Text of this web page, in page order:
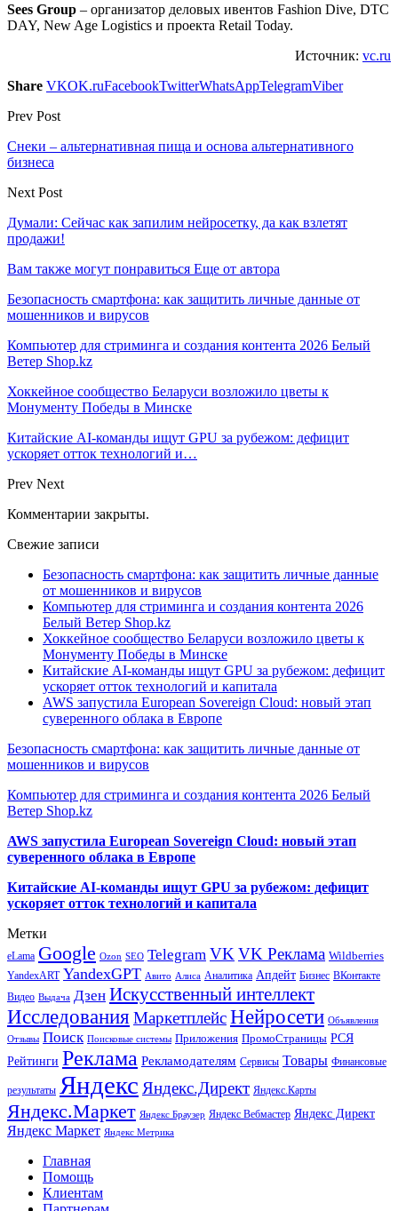
Sees Group – организатор деловых ивентов Fashion Dive, DTC
DAY, New Age Logistics и проекта Retail Today.
Источник: vc.ru
Share VKOK.ruFacebookTwitterWhatsAppTelegramViber
Prev Post
​Снеки – альтернативная пища и основа альтернативного
бизнеса
Next Post
Думали: Сейчас как запилим нейросетку, да как взлетят
продажи!
Вам также могут понравиться Еще от автора
Безопасность смартфона: как защитить личные данные от
мошенников и вирусов
Компьютер для стриминга и создания контента 2026 Белый
Ветер Shop.kz
Хоккейное сообщество Беларуси возложило цветы к
Монументу Победы в Минске
Китайские AI-команды ищут GPU за рубежом: дефицит
ускоряет отток технологий и…
Prev Next
Комментарии закрыты.
Свежие записи
Безопасность смартфона: как защитить личные данные
от мошенников и вирусов
Компьютер для стриминга и создания контента 2026
Белый Ветер Shop.kz
Хоккейное сообщество Беларуси возложило цветы к
Монументу Победы в Минске
Китайские AI-команды ищут GPU за рубежом: дефицит
ускоряет отток технологий и капитала
AWS запустила European Sovereign Cloud: новый этап
суверенного облака в Европе
Безопасность смартфона: как защитить личные данные от
мошенников и вирусов
Компьютер для стриминга и создания контента 2026 Белый
Ветер Shop.kz
AWS запустила European Sovereign Cloud: новый этап
суверенного облака в Европе
Китайские AI-команды ищут GPU за рубежом: дефицит
ускоряет отток технологий и капитала
Метки
eLama Google Ozon SEO Telegram VK VK Реклама Wildberries
YandexART YandexGPT Авито Алиса Аналитика Апдейт Бизнес ВКонтакте
Видео Выдача Дзен Искусственный интеллект
Исследования МаркетплейсНейросети Объявления
Отзывы Поиск Поисковые системы Приложения ПромоСтраницы РСЯ
Рейтинги Реклама Рекламодателям Сервисы Товары Финансовые
результаты Яндекс Яндекс.Директ Яндекс.Карты
Яндекс.Маркет Яндекс Браузер Яндекс Вебмастер Яндекс Директ
Яндекс Маркет Яндекс Метрика
Главная
Помощь
Клиентам